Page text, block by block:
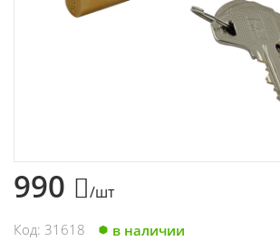
990 /шт
Код: 31618 в наличии